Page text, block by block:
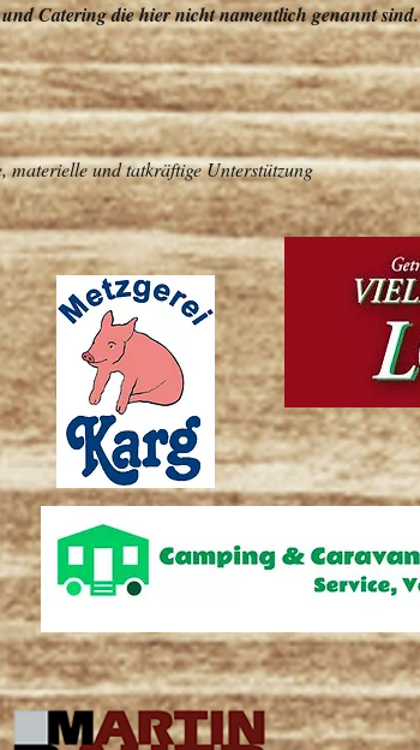
Catering die hier nicht namentlich genannt sind.
materielle und tatkräftige Unterstützung